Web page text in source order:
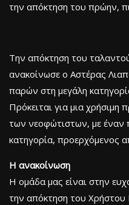
την απόκτηση του πρώην,
Την απόκτηση του
ανακοίνωσε ο Αστέρας
παρών στη μεγάλη
Πρόκειται για μια χρήσιμη
των νεοφώτιστων, με έναν
κατηγορία, προερχόμενος
Η ανακοίνωση
Η ομάδα μας είναι στην
την απόκτηση του